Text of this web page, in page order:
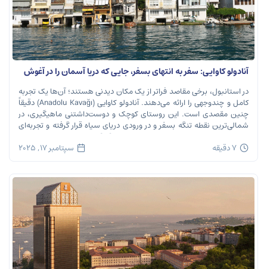
آنادولو کاوایی: سفر به انتهای بسفر، جایی که دریا آسمان را در آغوش
می‌گیرد
در استانبول، برخی مقاصد فراتر از یک مکان دیدنی هستند؛ آن‌ها یک تجربه
کامل و چندوجهی را ارائه می‌دهند. آنادولو کاوایی (Anadolu Kavağı) دقیقاً
چنین مقصدی است. این روستای کوچک و دوست‌داشتنی ماهیگیری، در
شمالی‌ترین نقطه تنگه بسفر و در ورودی دریای سیاه قرار گرفته و تجربه‌ای
بی‌نظیر از تاریخ، طبیعت و طعم‌های اصیل را […]
7 دقیقه سپتامبر 17, 2025